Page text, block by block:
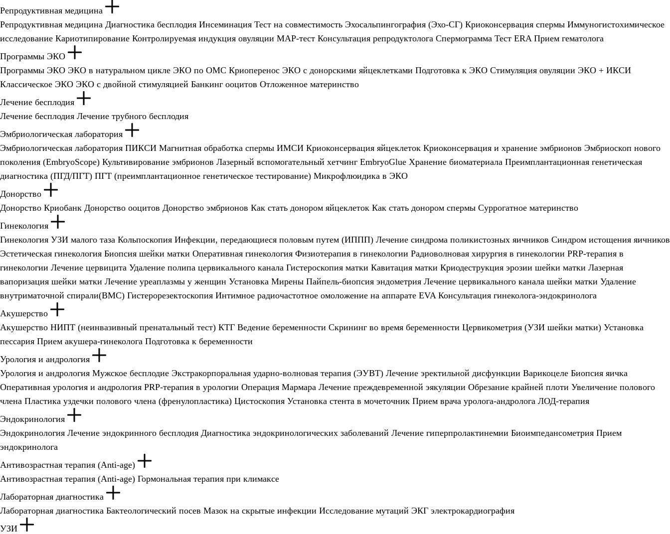
Репродуктивная медицина
Репродуктивная медицина Диагностика бесплодия Инсеминация Тест на совместимость Эхосальпингография (Эхо-СГ) Криоконсервация спермы Иммуногистохимическое
исследование Кариотипирование Контролируемая индукция овуляции МАР-тест Консультация репродуктолога Спермограмма Тест ERA Прием гематолога
Программы ЭКО
Программы ЭКО ЭКО в натуральном цикле ЭКО по ОМС Криоперенос ЭКО с донорскими яйцеклетками Подготовка к ЭКО Стимуляция овуляции ЭКО + ИКСИ
Классическое ЭКО ЭКО с двойной стимуляцией Банкинг ооцитов Отложенное материнство
Лечение бесплодия
Лечение бесплодия Лечение трубного бесплодия
Эмбриологическая лаборатория
Эмбриологическая лаборатория ПИКСИ Магнитная обработка спермы ИМСИ Криоконсервация яйцеклеток Криоконсервация и хранение эмбрионов Эмбриоскоп нового
поколения (EmbryoScope) Культивирование эмбрионов Лазерный вспомогательный хетчинг EmbryoGlue Хранение биоматериала Преимплантационная генетическая
диагностика (ПГД/ПГТ) ПГТ (преимплантационное генетическое тестирование) Микрофлюидика в ЭКО
Донорство
Донорство Криобанк Донорство ооцитов Донорство эмбрионов Как стать донором яйцеклеток Как стать донором спермы Суррогатное материнство
Гинекология
Гинекология УЗИ малого таза Кольпоскопия Инфекции, передающиеся половым путем (ИППП) Лечение синдрома поликистозных яичников Синдром истощения яичников
Эстетическая гинекология Биопсия шейки матки Оперативная гинекология Физиотерапия в гинекологии Радиоволновая хирургия в гинекологии PRP-терапия в
гинекологии Лечение цервицита Удаление полипа цервикального канала Гистероскопия матки Кавитация матки Криодеструкция эрозии шейки матки Лазерная
вапоризация шейки матки Лечение уреаплазмы у женщин Установка Мирены Пайпель-биопсия эндометрия Лечение цервикального канала шейки матки Удаление
внутриматочной спирали(ВМС) Гистерорезектоскопия Интимное радиочастотное омоложение на аппарате EVA Консультация гинеколога-эндокринолога
Акушерство
Акушерство НИПТ (неинвазивный пренатальный тест) КТГ Ведение беременности Скрининг во время беременности Цервикометрия (УЗИ шейки матки) Установка
пессария Прием акушера-гинеколога Подготовка к беременности
Урология и андрология
Урология и андрология Мужское бесплодие Экстракорпоральная ударно-волновая терапия (ЭУВТ) Лечение эректильной дисфункции Варикоцеле Биопсия яичка
Оперативная урология и андрология PRP-терапия в урологии Операция Мармара Лечение преждевременной эякуляции Обрезание крайней плоти Увеличение полового
члена Пластика уздечки полового члена (френулопластика) Цистоскопия Установка стента в мочеточник Прием врача уролога-андролога ЛОД-терапия
Эндокринология
Эндокринология Лечение эндокринного бесплодия Диагностика эндокринологических заболеваний Лечение гиперпролактинемии Биоимпедансометрия Прием
эндокринолога
Антивозрастная терапия (Anti-age)
Антивозрастная терапия (Anti-age) Гормональная терапия при климаксе
Лабораторная диагностика
Лабораторная диагностика Бактеологический посев Мазок на скрытые инфекции Исследование мутаций ЭКГ электрокардиография
УЗИ